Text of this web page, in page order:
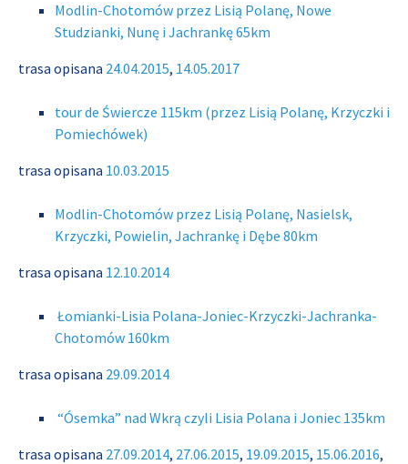
Modlin-Chotomów przez Lisią Polanę, Nowe
Studzianki, Nunę i Jachrankę 65km
trasa opisana 24.04.2015, 14.05.2017
tour de Świercze 115km (przez Lisią Polanę, Krzyczki i
Pomiechówek)
trasa opisana 10.03.2015
Modlin-Chotomów przez Lisią Polanę, Nasielsk,
Krzyczki, Powielin, Jachrankę i Dębe 80km
trasa opisana 12.10.2014
Łomianki-Lisia Polana-Joniec-Krzyczki-Jachranka-
Chotomów 160km
trasa opisana 29.09.2014
“Ósemka” nad Wkrą czyli Lisia Polana i Joniec 135km
trasa opisana 27.09.2014, 27.06.2015, 19.09.2015, 15.06.2016,